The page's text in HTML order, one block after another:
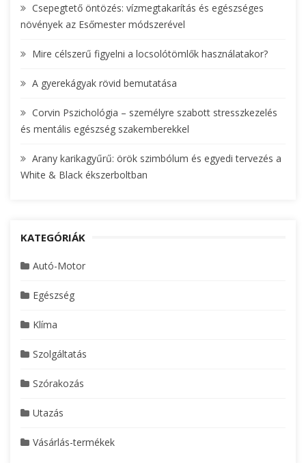
f
o
:
Csepegtető öntözés: vízmegtakarítás és egészséges
növények az Esőmester módszerével
Mire célszerű figyelni a locsolótömlők használatakor?
A gyerekágyak rövid bemutatása
Corvin Pszichológia – személyre szabott stresszkezelés
és mentális egészség szakemberekkel
Arany karikagyűrű: örök szimbólum és egyedi tervezés a
White & Black ékszerboltban
KATEGÓRIÁK
Autó-Motor
Egészség
Klíma
Szolgáltatás
Szórakozás
Utazás
Vásárlás-termékek